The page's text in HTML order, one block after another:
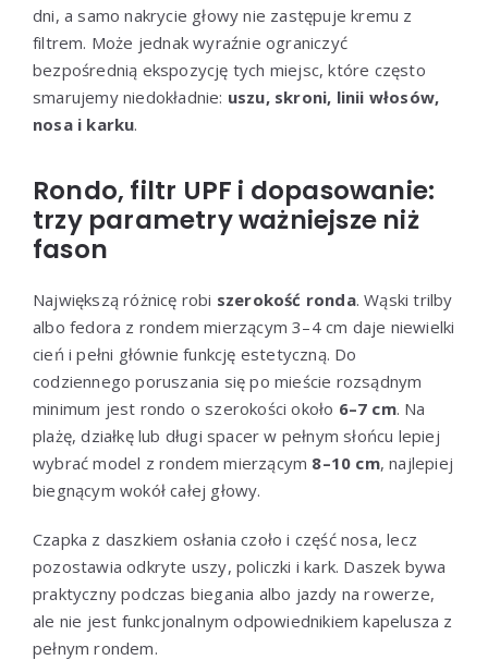
dni, a samo nakrycie głowy nie zastępuje kremu z
filtrem. Może jednak wyraźnie ograniczyć
bezpośrednią ekspozycję tych miejsc, które często
smarujemy niedokładnie: uszu, skroni, linii włosów,
nosa i karku.
Rondo, filtr UPF i dopasowanie:
trzy parametry ważniejsze niż
fason
Największą różnicę robi szerokość ronda. Wąski trilby
albo fedora z rondem mierzącym 3–4 cm daje niewielki
cień i pełni głównie funkcję estetyczną. Do
codziennego poruszania się po mieście rozsądnym
minimum jest rondo o szerokości około 6–7 cm. Na
plażę, działkę lub długi spacer w pełnym słońcu lepiej
wybrać model z rondem mierzącym 8–10 cm, najlepiej
biegnącym wokół całej głowy.
Czapka z daszkiem osłania czoło i część nosa, lecz
pozostawia odkryte uszy, policzki i kark. Daszek bywa
praktyczny podczas biegania albo jazdy na rowerze,
ale nie jest funkcjonalnym odpowiednikiem kapelusza z
pełnym rondem.